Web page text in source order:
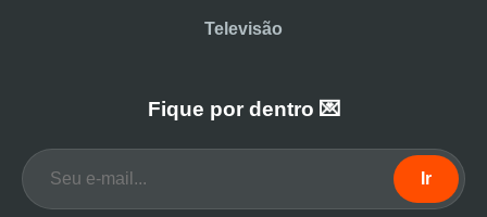
Televisão
Fique por dentro 💌
Ir